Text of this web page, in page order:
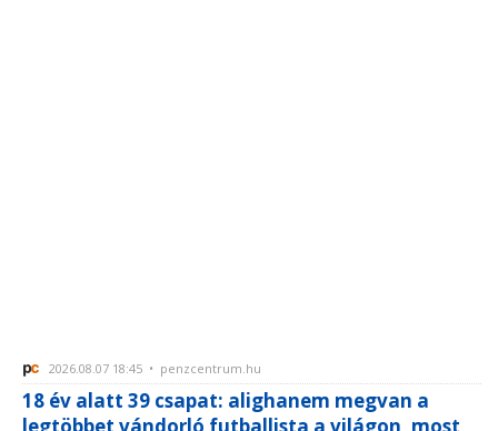
2026.08.07 18:45 • penzcentrum.hu
18 év alatt 39 csapat: alighanem megvan a